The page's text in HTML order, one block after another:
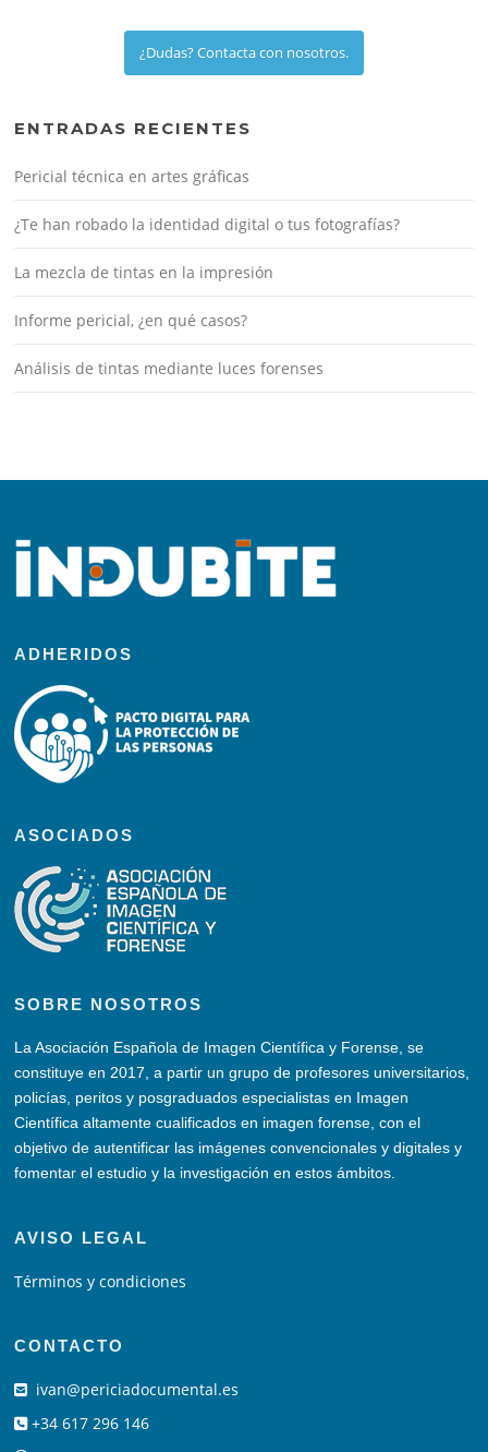
¿Dudas? Contacta con nosotros.
ENTRADAS RECIENTES
Pericial técnica en artes gráficas
¿Te han robado la identidad digital o tus fotografías?
La mezcla de tintas en la impresión
Informe pericial, ¿en qué casos?
Análisis de tintas mediante luces forenses
ADHERIDOS
ASOCIADOS
SOBRE NOSOTROS
La Asociación Española de Imagen Científica y Forense, se
constituye en 2017, a partir un grupo de profesores universitarios,
policías, peritos y posgraduados especialistas en Imagen
Científica altamente cualificados en imagen forense, con el
objetivo de autentificar las imágenes convencionales y digitales y
fomentar el estudio y la investigación en estos ámbitos.
AVISO LEGAL
Términos y condiciones
CONTACTO
ivan@periciadocumental.es
+34 617 296 146